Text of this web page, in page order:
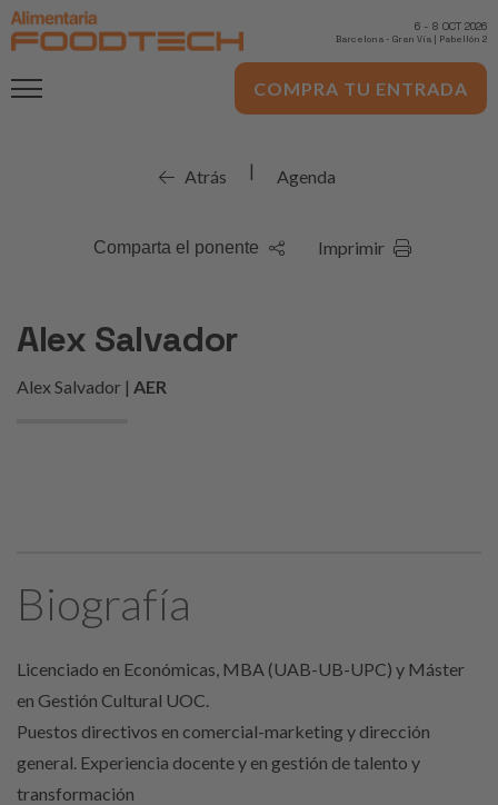
COMPRA TU ENTRADA
6 - 8 OCT 2026
Barcelona - Gran Via | Pabellón 2
Atrás | Agenda
Comparta el ponente Imprimir
Alex Salvador
Alex Salvador | AER
Biografía
Licenciado en Económicas, MBA (UAB-UB-UPC) y Máster
en Gestión Cultural UOC.
Puestos directivos en comercial-marketing y dirección
general. Experiencia docente y en gestión de talento y
transformación